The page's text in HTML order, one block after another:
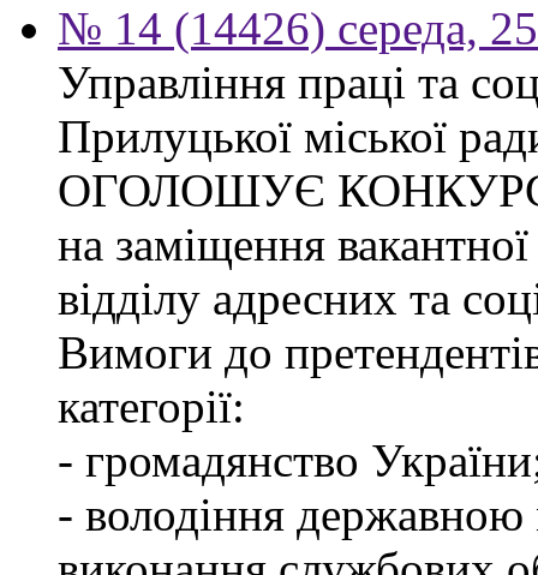
№ 14 (14426) середа,
Управління праці та
Прилуцької міської
ОГОЛОШУЄ
на заміщення вакантної
відділу адресних та
Вимоги до
категорії:
- громадянство
- володіння державною